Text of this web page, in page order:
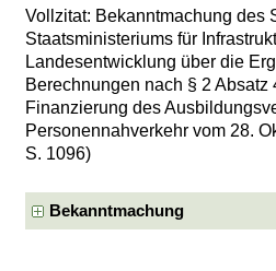
Vollzitat: Bekanntmachung des
Staatsministeriums für
Landesentwicklung über die
Berechnungen nach § 2 Absatz
Finanzierung des
Personennahverkehr vom 28.
S. 1096)
Bekanntmachung